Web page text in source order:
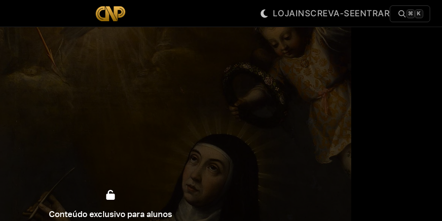
LOJAINSCREVA-SEENTRAR ⌘ K
Conteúdo exclusivo para alunos